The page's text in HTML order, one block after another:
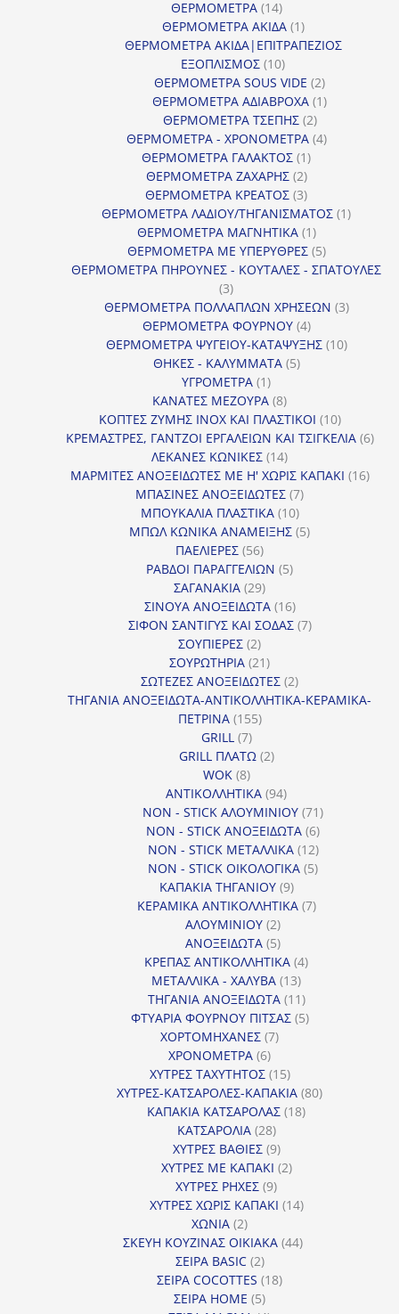
ΘΕΡΜΟΜΕΤΡΑ 1414
προϊόντα
ΘΕΡΜΟΜΕΤΡΑ ΑΚΙΔΑ 11
προϊόν
ΘΕΡΜΟΜΕΤΡΑ ΑΚΙΔΑ|ΕΠΙΤΡΑΠΕΖΙΟΣ
ΕΞΟΠΛΙΣΜΟΣ 1010
προϊόντα
ΘΕΡΜΟΜΕΤΡΑ SOUS VIDE 22
προϊόντα
ΘΕΡΜΟΜΕΤΡΑ ΑΔΙΑΒΡΟΧΑ 11
ΘΕΡΜΟΜΕΤΡΑ ΤΣΕΠΗΣ 22
προϊόντα
ΘΕΡΜΟΜΕΤΡΑ - ΧΡΟΝΟΜΕΤΡΑ 44
ΘΕΡΜΟΜΕΤΡΑ ΓΑΛΑΚΤΟΣ 11
προϊόν
ΘΕΡΜΟΜΕΤΡΑ ΖΑΧΑΡΗΣ 22
προϊόντα
ΘΕΡΜΟΜΕΤΡΑ ΚΡΕΑΤΟΣ 33
προϊόντα
ΘΕΡΜΟΜΕΤΡΑ ΛΑΔΙΟΥ/ΤΗΓΑΝΙΣΜΑΤΟΣ 11
ΘΕΡΜΟΜΕΤΡΑ ΜΑΓΝΗΤΙΚΑ 11
προϊόν
ΘΕΡΜΟΜΕΤΡΑ ΜΕ ΥΠΕΡΥΘΡΕΣ 55
προϊόντα
ΘΕΡΜΟΜΕΤΡΑ ΠΗΡΟΥΝΕΣ - ΚΟΥΤΑΛΕΣ - ΣΠΑΤΟΥΛΕΣ
33
προϊόντα
ΘΕΡΜΟΜΕΤΡΑ ΠΟΛΛΑΠΛΩΝ ΧΡΗΣΕΩΝ 33
ΘΕΡΜΟΜΕΤΡΑ ΦΟΥΡΝΟΥ 44
προϊόντα
ΘΕΡΜΟΜΕΤΡΑ ΨΥΓΕΙΟΥ-ΚΑΤΑΨΥΞΗΣ 1010
ΘΗΚΕΣ - ΚΑΛΥΜΜΑΤΑ 55
ΥΓΡΟΜΕΤΡΑ 11
προϊόν
ΚΑΝΑΤΕΣ ΜΕΖΟΥΡΑ 88
προϊόντα
ΚΟΠΤΕΣ ΖΥΜΗΣ INOX ΚΑΙ ΠΛΑΣΤΙΚΟΙ 1010
προϊόντα
ΚΡΕΜΑΣΤΡΕΣ, ΓΑΝΤΖΟΙ ΕΡΓΑΛΕΙΩΝ ΚΑΙ ΤΣΙΓΚΕΛΙΑ 66
ΛΕΚΑΝΕΣ ΚΩΝΙΚΕΣ 1414
προϊόντα
ΜΑΡΜΙΤΕΣ ΑΝΟΞΕΙΔΩΤΕΣ ΜΕ Η' ΧΩΡΙΣ ΚΑΠΑΚΙ 1616
ΜΠΑΣΙΝΕΣ ΑΝΟΞΕΙΔΩΤΕΣ 77
ΜΠΟΥΚΑΛΙΑ ΠΛΑΣΤΙΚΑ 1010
προϊόντα
ΜΠΩΛ ΚΩΝΙΚΑ ΑΝΑΜΕΙΞΗΣ 55
ΠΑΕΛΙΕΡΕΣ 5656
προϊόντα
ΡΑΒΔΟΙ ΠΑΡΑΓΓΕΛΙΩΝ 55
ΣΑΓΑΝΑΚΙΑ 2929
προϊόντα
ΣΙΝΟΥΑ ΑΝΟΞΕΙΔΩΤΑ 1616
προϊόντα
ΣΙΦΟΝ ΣΑΝΤΙΓΥΣ ΚΑΙ ΣΟΔΑΣ 77
ΣΟΥΠΙΕΡΕΣ 22
προϊόντα
ΣΟΥΡΩΤΗΡΙΑ 2121
προϊόντα
ΣΩΤΕΖΕΣ ΑΝΟΞΕΙΔΩΤΕΣ 22
προϊόντα
ΤΗΓΑΝΙΑ ΑΝΟΞΕΙΔΩΤΑ-ΑΝΤΙΚΟΛΛΗΤΙΚΑ-ΚΕΡΑΜΙΚΑ-
ΠΕΤΡΙΝΑ 155155
GRILL 77
προϊόντα
GRILL ΠΛΑΤΩ 22
WOK 88
προϊόντα
ΑΝΤΙΚΟΛΛΗΤΙΚΑ 9494
προϊόντα
NON - STICK ΑΛΟΥΜΙΝΙΟΥ 7171
προϊόντα
NON - STICK ΑΝΟΞΕΙΔΩΤΑ 66
προϊόντα
NON - STICK ΜΕΤΑΛΛΙΚΑ 1212
προϊόντα
NON - STICK ΟΙΚΟΛΟΓΙΚΑ 55
ΚΑΠΑΚΙΑ ΤΗΓΑΝΙΟΥ 99
προϊόντα
ΚΕΡΑΜΙΚΑ ΑΝΤΙΚΟΛΛΗΤΙΚΑ 77
ΑΛΟΥΜΙΝΙΟΥ 22
προϊόντα
ΑΝΟΞΕΙΔΩΤΑ 55
προϊόντα
ΚΡΕΠΑΣ ΑΝΤΙΚΟΛΛΗΤΙΚΑ 44
ΜΕΤΑΛΛΙΚΑ - ΧΑΛΥΒΑ 1313
προϊόντα
ΤΗΓΑΝΙΑ ΑΝΟΞΕΙΔΩΤΑ 1111
προϊόντα
ΦΤΥΑΡΙΑ ΦΟΥΡΝΟΥ ΠΙΤΣΑΣ 55
ΧΟΡΤΟΜΗΧΑΝΕΣ 77
ΧΡΟΝΟΜΕΤΡΑ 66
προϊόντα
ΧΥΤΡΕΣ ΤΑΧΥΤΗΤΟΣ 1515
προϊόντα
ΧΥΤΡΕΣ-ΚΑΤΣΑΡΟΛΕΣ-ΚΑΠΑΚΙΑ 8080
ΚΑΠΑΚΙΑ ΚΑΤΣΑΡΟΛΑΣ 1818
ΚΑΤΣΑΡΟΛΙΑ 2828
προϊόντα
ΧΥΤΡΕΣ ΒΑΘΙΕΣ 99
προϊόντα
ΧΥΤΡΕΣ ΜΕ ΚΑΠΑΚΙ 22
ΧΥΤΡΕΣ ΡΗΧΕΣ 99
προϊόντα
ΧΥΤΡΕΣ ΧΩΡΙΣ ΚΑΠΑΚΙ 1414
ΧΩΝΙΑ 22
προϊόντα
ΣΚΕΥΗ ΚΟΥΖΙΝΑΣ ΟΙΚΙΑΚΑ 4444
ΣΕΙΡΑ BASIC 22
προϊόντα
ΣΕΙΡΑ COCOTTES 1818
ΣΕΙΡΑ HOME 55